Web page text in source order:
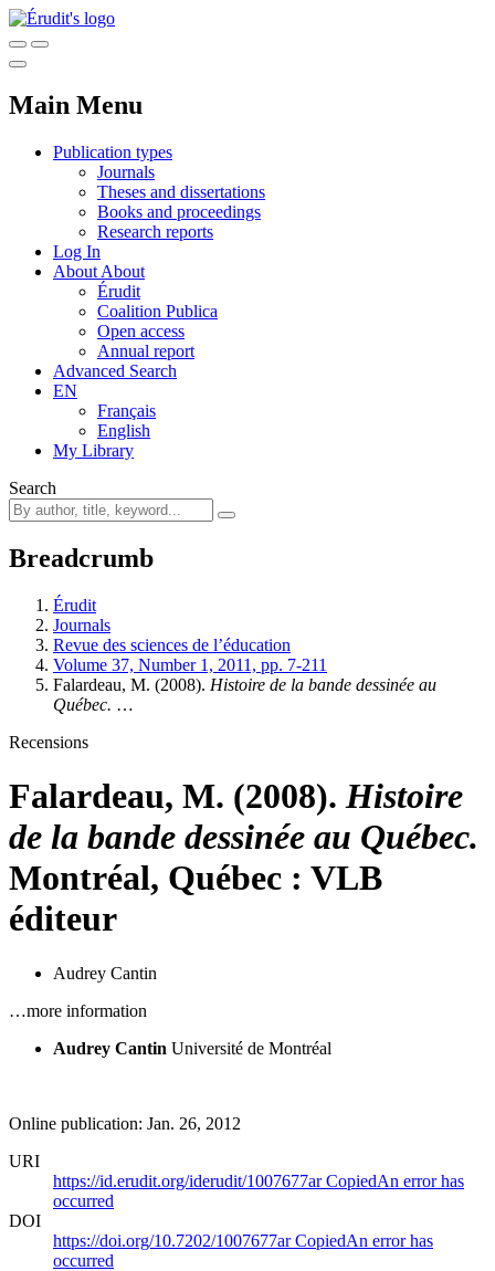
Main Menu
Publication types
Journals
Theses and dissertations
Books and proceedings
Research reports
Log In
About About
Érudit
Coalition Publica
Open access
Annual report
Advanced Search
EN
Français
English
My Library
Search
Breadcrumb
Érudit
Journals
Revue des sciences de l’éducation
Volume 37, Number 1, 2011, pp. 7-211
Falardeau, M. (2008). Histoire de la bande dessinée au
Québec. …
Recensions
Falardeau, M. (2008). Histoire
de la bande dessinée au Québec.
Montréal, Québec : VLB
éditeur
Audrey Cantin
…more information
Audrey Cantin Université de Montréal
Online publication: Jan. 26, 2012
URI
https://id.erudit.org/iderudit/1007677arCopiedAn error has
occurred
DOI
https://doi.org/10.7202/1007677arCopiedAn error has
occurred